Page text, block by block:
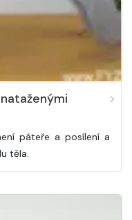
páteře a posílení a
těla.